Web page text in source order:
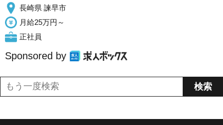
長崎県 諫早市
月給25万円～
正社員
Sponsored by